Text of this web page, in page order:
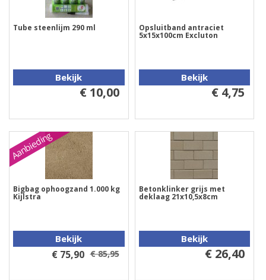
Tube steenlijm 290 ml
Bekijk
€ 10,00
Opsluitband antraciet
5x15x100cm Excluton
Bekijk
€ 4,75
Aanbieding
Bigbag ophoogzand 1.000 kg
Kijlstra
Bekijk
€ 75,90 € 85,95
Betonklinker grijs met
deklaag 21x10,5x8cm
Bekijk
€ 26,40